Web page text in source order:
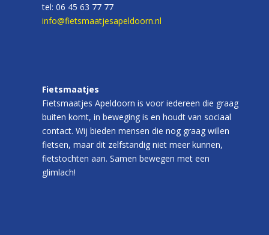
tel: 06 45 63 77 77
info@fietsmaatjesapeldoorn.nl
Fietsmaatjes
Fietsmaatjes Apeldoorn is voor iedereen die graag
buiten komt, in beweging is en houdt van sociaal
contact. Wij bieden mensen die nog graag willen
fietsen, maar dit zelfstandig niet meer kunnen,
fietstochten aan. Samen bewegen met een
glimlach!